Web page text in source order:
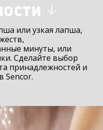
или узкая лапша,
минуты, или
Сделайте выбор
принадлежностей и
Sencor.